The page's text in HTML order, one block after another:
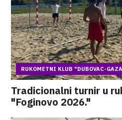
RUKOMETNI KLUB "DUBOVAC-
Tradicionalni turnir u
"Foginovo 2026."